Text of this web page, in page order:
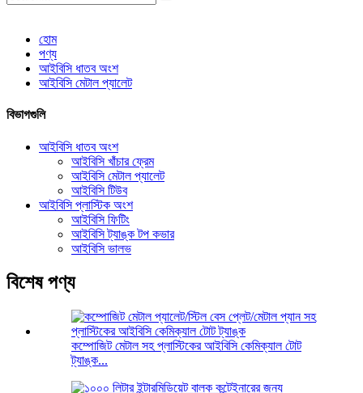
হোম
পণ্য
আইবিসি ধাতব অংশ
আইবিসি মেটাল প্যালেট
বিভাগগুলি
আইবিসি ধাতব অংশ
আইবিসি খাঁচার ফ্রেম
আইবিসি মেটাল প্যালেট
আইবিসি টিউব
আইবিসি প্লাস্টিক অংশ
আইবিসি ফিটিং
আইবিসি ট্যাঙ্ক টপ কভার
আইবিসি ভালভ
বিশেষ পণ্য
কম্পোজিট মেটাল সহ প্লাস্টিকের আইবিসি কেমিক্যাল টোট
ট্যাঙ্ক...